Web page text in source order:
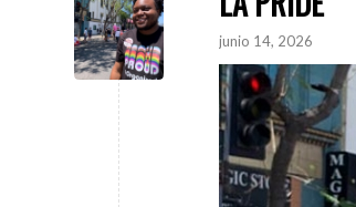
junio 14, 2026